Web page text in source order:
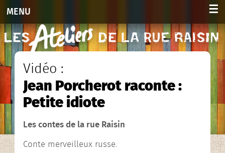
MENU ☰
Accueil
Activités
Adultes 2026-2027
Enfants et ados 2026-2027
Vidéo :
Jean Porcherot raconte :
Petite idiote
Les contes de la rue Raisin
Conte merveilleux russe.